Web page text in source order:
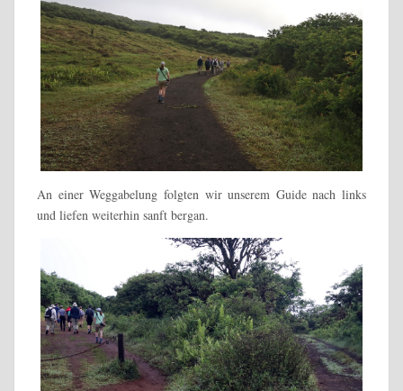
An einer Weggabelung folgten wir unserem Guide nach links
und liefen weiterhin sanft bergan.